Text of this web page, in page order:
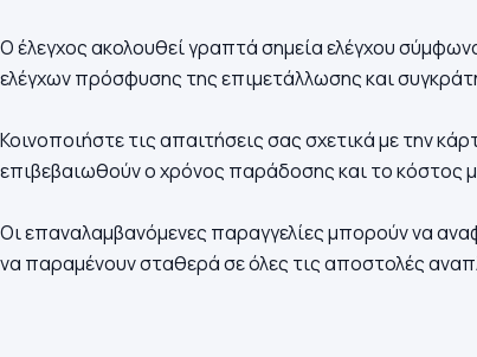
Ο έλεγχος ακολουθεί γραπτά σημεία ελέγχου
ελέγχων πρόσφυσης της επιμετάλλωσης και
Κοινοποιήστε τις απαιτήσεις σας σχετικά με την
επιβεβαιωθούν ο χρόνος παράδοσης και το κόστος
Οι επαναλαμβανόμενες παραγγελίες μπορούν να
να παραμένουν σταθερά σε όλες τις αποστολές